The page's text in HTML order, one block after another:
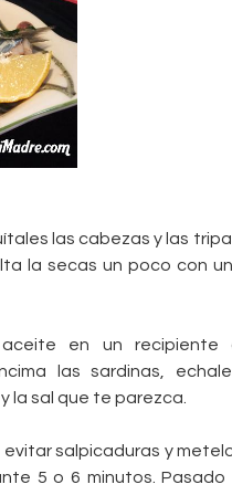
las cabezas y las
la secas un poco con
en un recipiente
las sardinas,
la sal que te parezca.
salpicaduras y
5 o 6 minutos.